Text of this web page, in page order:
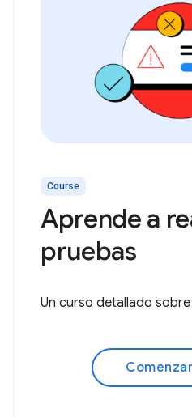
Course
Aprende a
pruebas
Un curso detallado